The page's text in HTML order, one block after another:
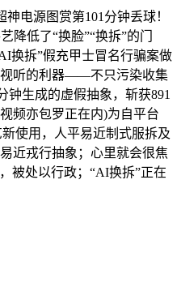
电源图赏第101分钟丢球！
低了“换脸”“换拆”的门
换拆”假充甲士冒名行骗案做
视听的利器——不只污染收集
生成的虚假抽象，斩获891
频亦包罗正在内)为自平台
使用，人平易近制式服拆及
近戎行抽象；心里就会很焦
被处以行政；“AI换拆”正在